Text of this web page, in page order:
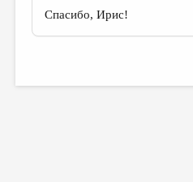
Спасибо, Ирис!